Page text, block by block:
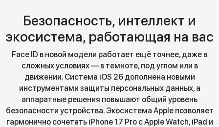
Безопасность, интеллект и
экосистема, работающая на вас
Face ID в новой модели работает ещё точнее, даже в
сложных условиях — в темноте, под углом или в
движении. Система iOS 26 дополнена новыми
инструментами защиты персональных данных, а
аппаратные решения повышают общий уровень
безопасности устройства. Экосистема Apple позволяет
гармонично сочетать iPhone 17 Pro с Apple Watch, iPad и